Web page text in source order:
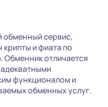
обменный сервис,
и фиата по
Обменник отличается
функционалом и
обменных услуг.